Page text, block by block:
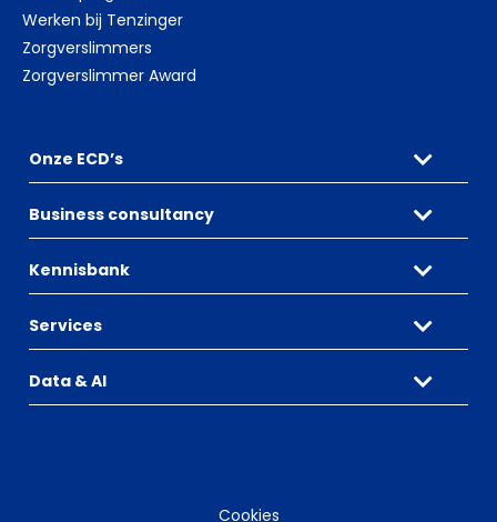
Werken bij Tenzinger
Zorgverslimmers
Zorgverslimmer Award
Onze ECD’s
Business consultancy
Kennisbank
Services
Data & AI
Cookies